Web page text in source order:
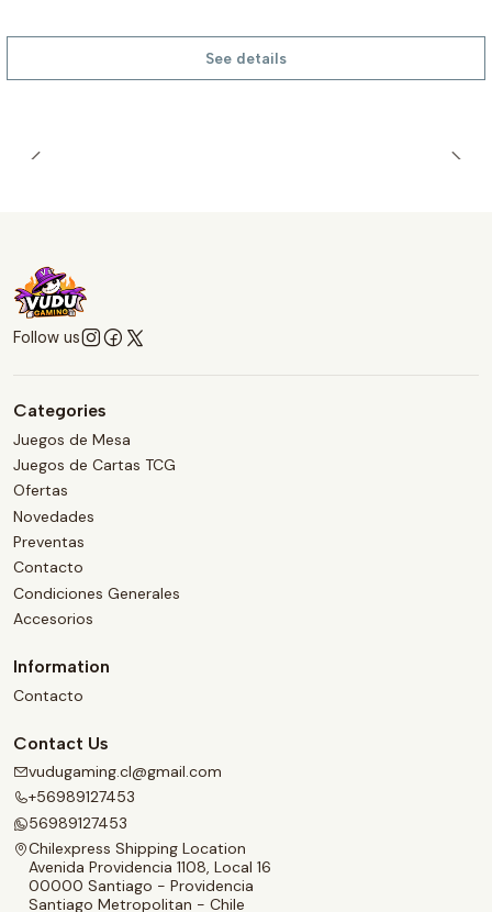
See details
Follow us
Categories
Juegos de Mesa
Juegos de Cartas TCG
Ofertas
Novedades
Preventas
Contacto
Condiciones Generales
Accesorios
Information
Contacto
Contact Us
vudugaming.cl@gmail.com
+56989127453
56989127453
Chilexpress Shipping Location
Avenida Providencia 1108, Local 16
00000 Santiago - Providencia
Santiago Metropolitan - Chile